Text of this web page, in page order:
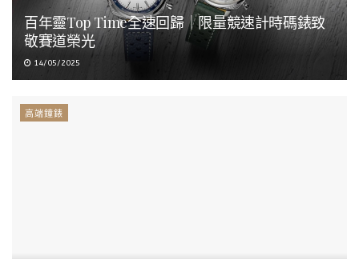
百年靈Top Time全速回歸｜限量競速計時碼錶致
敬賽道榮光
14/05/2025
高端鐘錶